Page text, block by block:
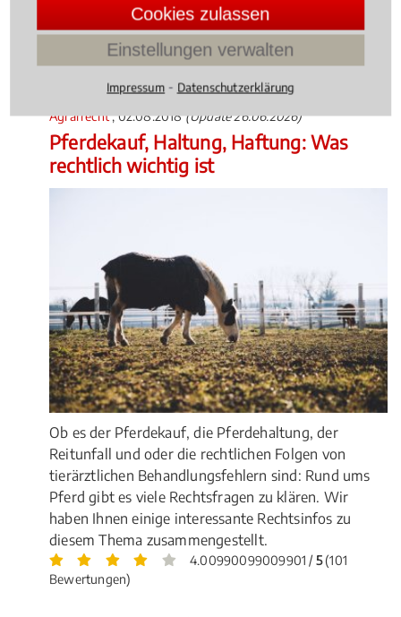
Rechtsbeiträge zu Agrarrecht
Agrarrecht, 02.08.2018(Update 26.06.2026)
Pferdekauf, Haltung, Haftung: Was
rechtlich wichtig ist
Ob es der Pferdekauf, die Pferdehaltung, der
Reitunfall und oder die rechtlichen Folgen von
tierärztlichen Behandlungsfehlern sind: Rund ums
Pferd gibt es viele Rechtsfragen zu klären. Wir
haben Ihnen einige interessante Rechtsinfos zu
diesem Thema zusammengestellt.
4.00990099009901 / 5(101
Bewertungen)
Cookies zulassen
Einstellungen verwalten
Impressum ⁃ Datenschutzerklärung